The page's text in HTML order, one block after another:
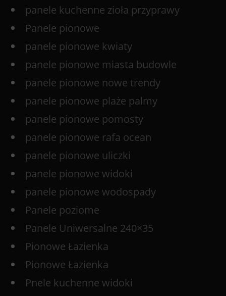
panele kuchenne zioła przyprawy
Panele pionowe
panele pionowe kwiaty
panele pionowe miasta budowle
panele pionowe nowe trendy
panele pionowe plaże palmy
panele pionowe pomosty
panele pionowe rafa ocean
panele pionowe uliczki
panele pionowe widoki
panele pionowe wodospady
Panele poziome
Panele Uniwersalne 240×35
Pionowe Łazienka
Pionowe Łazienka
Pnele kuchenne widoki